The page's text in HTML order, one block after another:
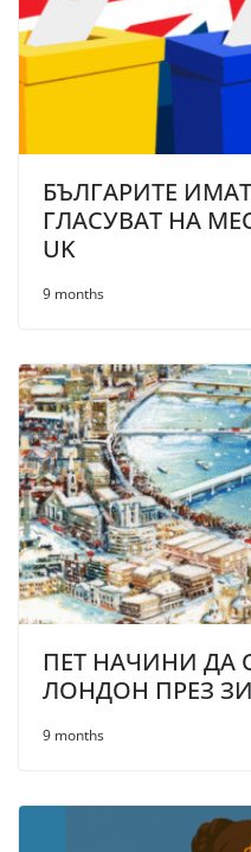
БЪЛГАРИТЕ
ГЛАСУВАТ НА
UK
9 months
ПЕТ НАЧИНИ ДА
ЛОНДОН ПРЕЗ
9 months